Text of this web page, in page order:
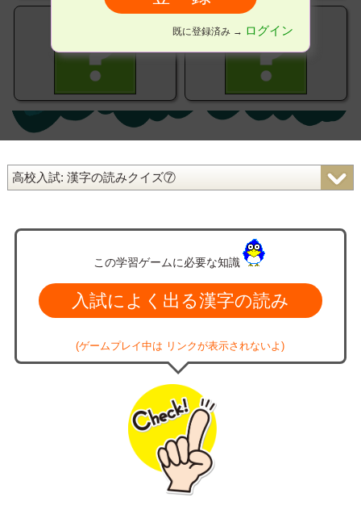
既に登録済み → ログイン
この学習ゲームに必要な知識
入試によく出る漢字の読み
(ゲームプレイ中は リンクが表示されないよ)